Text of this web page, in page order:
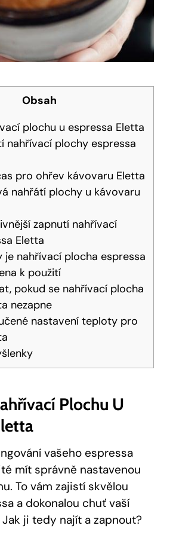
Obsah
plochu u espressa Eletta
nahřívací plochy espressa
pro ohřev kávovaru Eletta
nahřátí plochy u kávovaru
zapnutí nahřívací
Eletta
je nahřívací plocha espressa
k použití
pokud se nahřívací plocha
nezapne
nastavení teploty pro
Plochu U
vašeho espressa
mít správně nastavenou
To vám zajistí skvělou
a dokonalou chuť vaší
ji tedy najít a zapnout?